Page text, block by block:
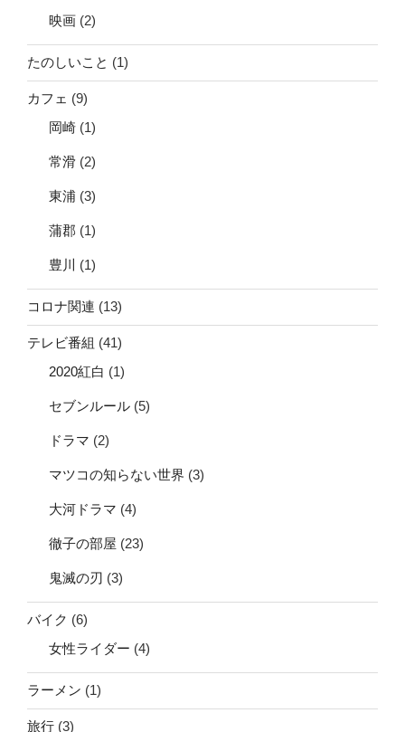
映画 (2)
たのしいこと (1)
カフェ (9)
岡崎 (1)
常滑 (2)
東浦 (3)
蒲郡 (1)
豊川 (1)
コロナ関連 (13)
テレビ番組 (41)
2020紅白 (1)
セブンルール (5)
ドラマ (2)
マツコの知らない世界 (3)
大河ドラマ (4)
徹子の部屋 (23)
鬼滅の刃 (3)
バイク (6)
女性ライダー (4)
ラーメン (1)
旅行 (3)